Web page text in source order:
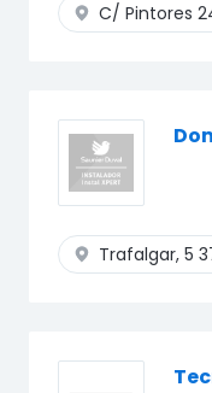
C/ Pintores
Trafalgar, 5